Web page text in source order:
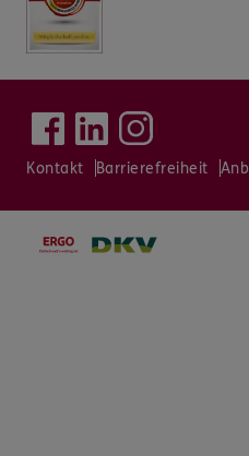
Kontakt Barrierefreiheit